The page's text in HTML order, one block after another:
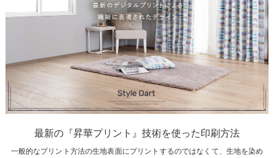
最新の『昇華プリント』技術を使った印刷方法
一般的なプリント方法の生地表面にプリントするのではなくて、生地を染め